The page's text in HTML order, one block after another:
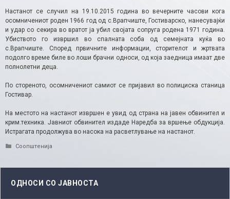
Настанот се случил на 19.10.2015 година во вечерните часови кога
осомничениот роден 1966 год од с.Врапчиште, Гостиварско, нанесувајќи
и удар со секира во вратот ја убил својата сопруга родена 1971 година.
Убиството го извршил во спалната соба од семејната куќа во
с.Врапчиште. Според првичните информации, сторителот и жртвата
подолго време биле во лоши брачни односи, од која заедница имаат две
полнолетни деца.
По стореното, осомничениот самиот се пријавил во полициска станица
Гостивар.
На местото на настанот извршен е увид од страна на јавен обвинител и
крим.техника. Јавниот обвинител издаде Наредба за вршење обдукција.
Истрагата продолжува во насока на расветлување на настанот.
Categories
Соопштенија
ОДНОСИ СО ЈАВНОСТА